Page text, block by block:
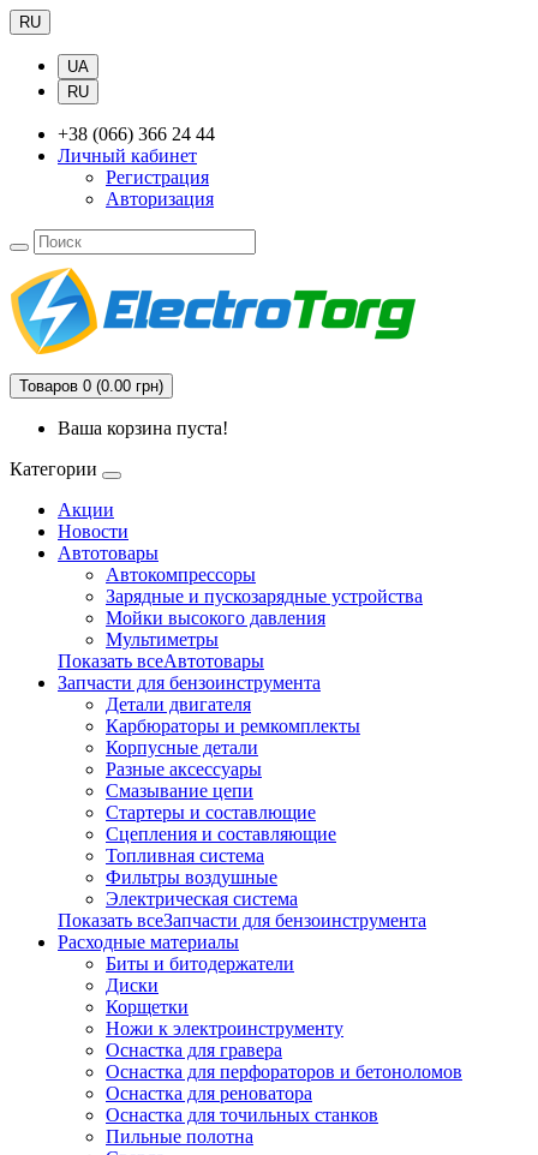
RU
UA
RU
+38 (066) 366 24 44
Личный кабинет
Регистрация
Авторизация
Товаров 0 (0.00 грн)
Ваша корзина пуста!
Категории
Акции
Новости
Автотовары
Автокомпрессоры
Зарядные и пускозарядные устройства
Мойки высокого давления
Мультиметры
Показать всеАвтотовары
Запчасти для бензоинструмента
Детали двигателя
Карбюраторы и ремкомплекты
Корпусные детали
Разные аксессуары
Смазывание цепи
Стартеры и составлющие
Сцепления и составляющие
Топливная система
Фильтры воздушные
Электрическая система
Показать всеЗапчасти для бензоинструмента
Расходные материалы
Биты и битодержатели
Диски
Корщетки
Ножи к электроинструменту
Оснастка для гравера
Оснастка для перфораторов и бетоноломов
Оснастка для реноватора
Оснастка для точильных станков
Пильные полотна